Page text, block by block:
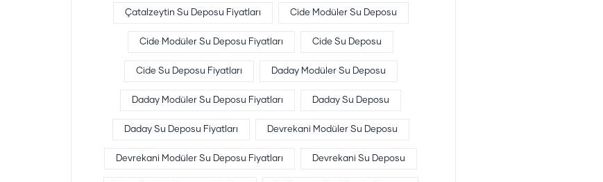
Çatalzeytin Su Deposu Fiyatları Cide Modüler Su Deposu
Cide Modüler Su Deposu Fiyatları Cide Su Deposu
Cide Su Deposu Fiyatları Daday Modüler Su Deposu
Daday Modüler Su Deposu Fiyatları Daday Su Deposu
Daday Su Deposu Fiyatları Devrekani Modüler Su Deposu
Devrekani Modüler Su Deposu Fiyatları Devrekani Su Deposu